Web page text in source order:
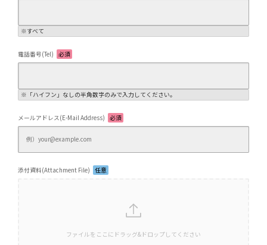
※すべて
電話番号(Tel) 必須
※「ハイフン」なしの半角数字のみで入力してください。
メールアドレス(E-Mail Address) 必須
添付資料(Attachment File) 任意
ファイルをここにドラッグ&ドロップしてください